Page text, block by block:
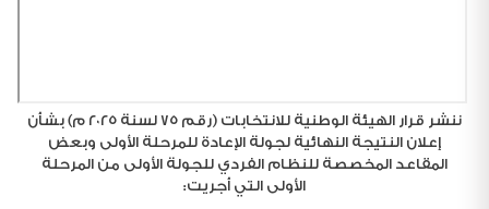
ننشر قرار الهيئة الوطنية للانتخابات (رقم ٧٥ لسنة ٢٠٢٥ م) بشأن
إعلان النتيجة النهائية لجولة الإعادة للمرحلة الأولى وبعض
المقاعد المخصصة للنظام الفردي للجولة الأولى من المرحلة
الأولى التي أجريت: